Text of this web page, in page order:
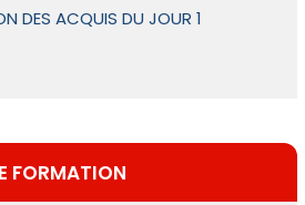
DES ACQUIS DU JOUR 1
FORMATION